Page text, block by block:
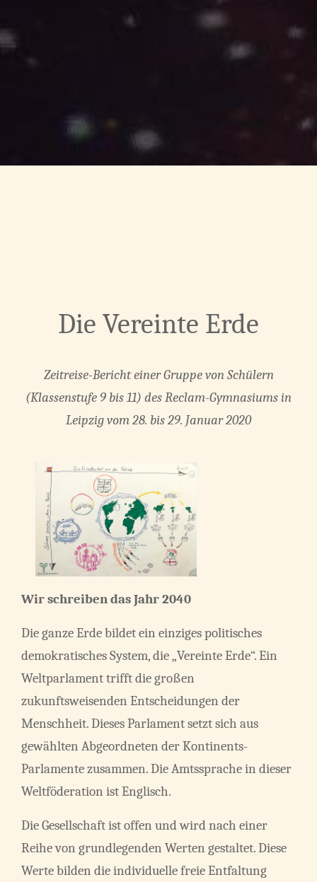
Die Vereinte Erde
Zeitreise-Bericht einer Gruppe von Schülern
(Klassenstufe 9 bis 11) des Reclam-Gymnasiums in
Leipzigvom 28. bis 29. Januar 2020
Wir schreiben das Jahr 2040
Die ganze Erde bildet ein einziges politisches
demokratisches System, die „Vereinte Erde“. Ein
Weltparlament trifft die großen
zukunftsweisenden Entscheidungen der
Menschheit. Dieses Parlament setzt sich aus
gewählten Abgeordneten der Kontinents-
Parlamente zusammen. Die Amtssprache in dieser
Weltföderation ist Englisch.
Die Gesellschaft ist offen und wird nach einer
Reihe von grundlegenden Werten gestaltet. Diese
Werte bilden die individuelle freie Entfaltung